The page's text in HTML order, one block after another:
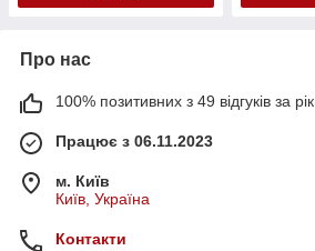
Про нас
100% позитивних з 49 відгуків за рік
Працює з 06.11.2023
м. Київ
Київ, Україна
Контакти